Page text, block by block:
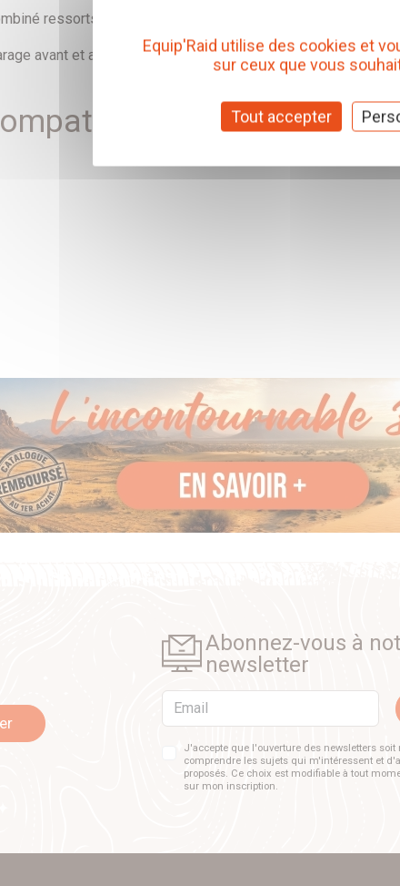
ressorts/amortisseurs assemblé également disponibles.
avant et arrière sans supplément.
Abonnez-vous à
newsletter
Email
J'accepte que l'ouverture des newsletters
comprendre les sujets qui m'intéressent et
proposés. Ce choix est modifiable à tout
sur mon inscription.
Equip'Raid utilise des cookies et
sur ceux que vous
Tout accepter